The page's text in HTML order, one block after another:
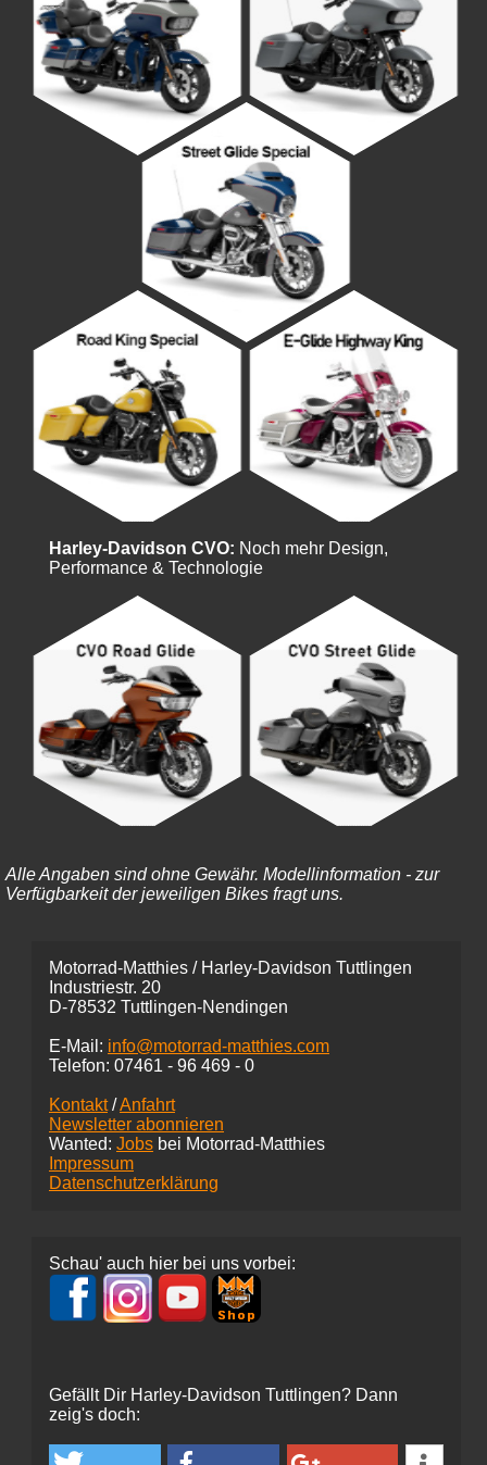
Harley-Davidson CVO: Noch mehr Design,
Performance & Technologie
Alle Angaben sind ohne Gewähr. Modellinformation - zur
Verfügbarkeit der jeweiligen Bikes fragt uns.
Motorrad-Matthies / Harley-Davidson Tuttlingen
Industriestr. 20
D-78532 Tuttlingen-Nendingen
E-Mail: info@motorrad-matthies.com
Telefon: 07461 - 96 469 - 0
Kontakt/Anfahrt
Newsletter abonnieren
Wanted: Jobs bei Motorrad-Matthies
Impressum
Datenschutzerklärung
Schau' auch hier bei uns vorbei:
Gefällt Dir Harley-Davidson Tuttlingen? Dann
zeig's doch: